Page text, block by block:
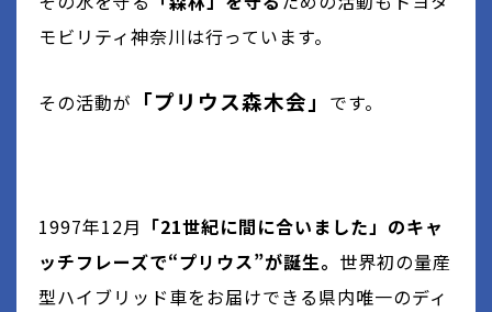
モビリティ神奈川は行っています。
その活動が 「プリウス森木会」 です。
1997年12月 「21世紀に間に合いました」のキャ
ッチフレーズで“プリウス”が誕生。 世界初の量産
型ハイブリッド車をお届けできる県内唯一のディ